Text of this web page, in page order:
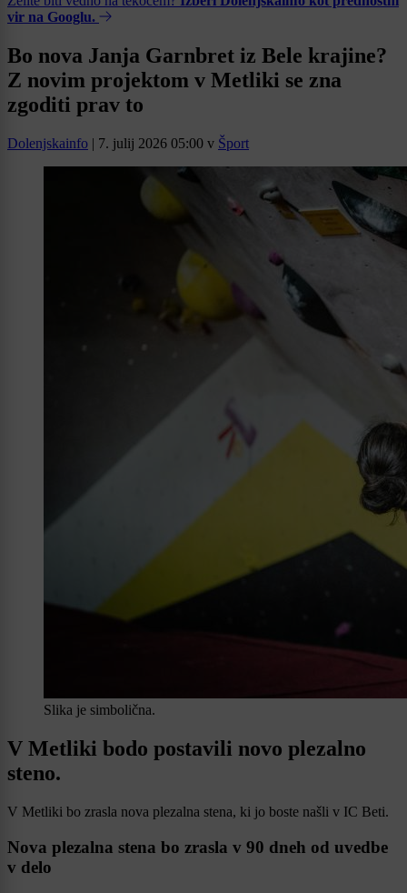
vir na Googlu.
Bo nova Janja Garnbret iz Bele krajine?
Z novim projektom v Metliki se zna
zgoditi prav to
Dolenjskainfo | 7. julij 2026 05:00 v Šport
Slika je simbolična.
V Metliki bodo postavili novo plezalno
steno.
V Metliki bo zrasla nova plezalna stena, ki jo boste našli v IC Beti.
Nova plezalna stena bo zrasla v 90 dneh od uvedbe
v delo